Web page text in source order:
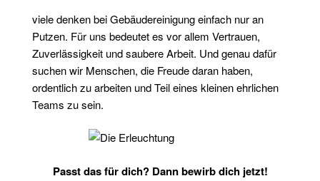
viele denken bei Gebäudereinigung einfach nur an
Putzen. Für uns bedeutet es vor allem Vertrauen,
Zuverlässigkeit und saubere Arbeit. Und genau dafür
suchen wir Menschen, die Freude daran haben,
ordentlich zu arbeiten und Teil eines kleinen ehrlichen
Teams zu sein.
Passt das für dich? Dann bewirb dich jetzt!